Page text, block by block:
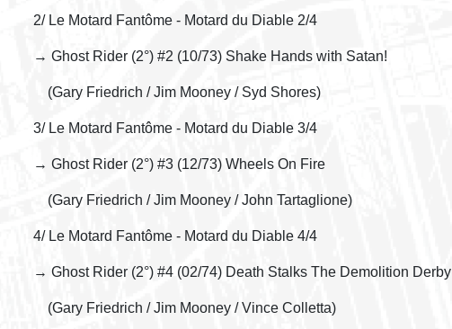
2/ Le Motard Fantôme - Motard du Diable 2/4
→ Ghost Rider (2°) #2 (10/73) Shake Hands with Satan!
(Gary Friedrich / Jim Mooney / Syd Shores)
3/ Le Motard Fantôme - Motard du Diable 3/4
→ Ghost Rider (2°) #3 (12/73) Wheels On Fire
(Gary Friedrich / Jim Mooney / John Tartaglione)
4/ Le Motard Fantôme - Motard du Diable 4/4
→ Ghost Rider (2°) #4 (02/74) Death Stalks The Demolition Derby
(Gary Friedrich / Jim Mooney / Vince Colletta)